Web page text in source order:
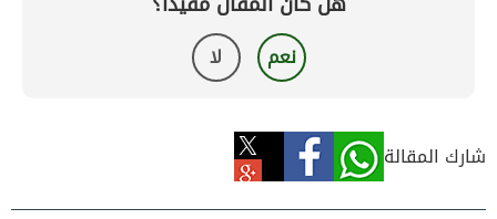
نعم لا
شارك المقالة